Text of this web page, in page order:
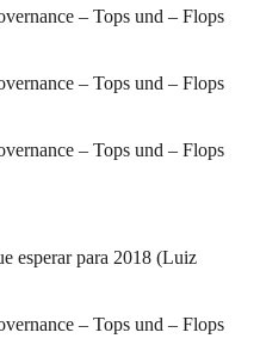
– Tops und – Flops
– Tops und – Flops
– Tops und – Flops
esperar para 2018 (Luiz
– Tops und – Flops